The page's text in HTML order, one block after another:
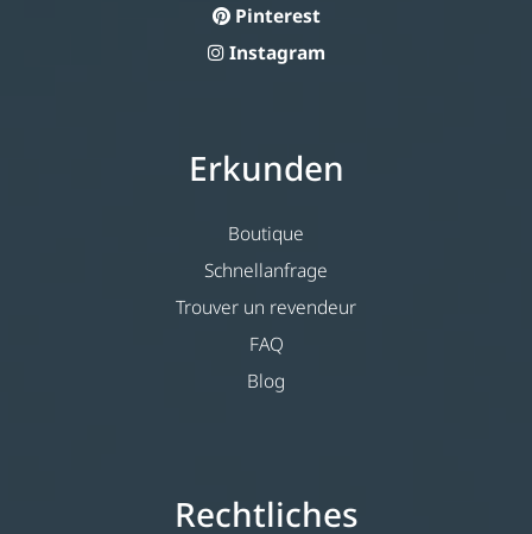
Pinterest
Instagram
Erkunden
Boutique
Schnellanfrage
Trouver un revendeur
FAQ
Blog
Rechtliches